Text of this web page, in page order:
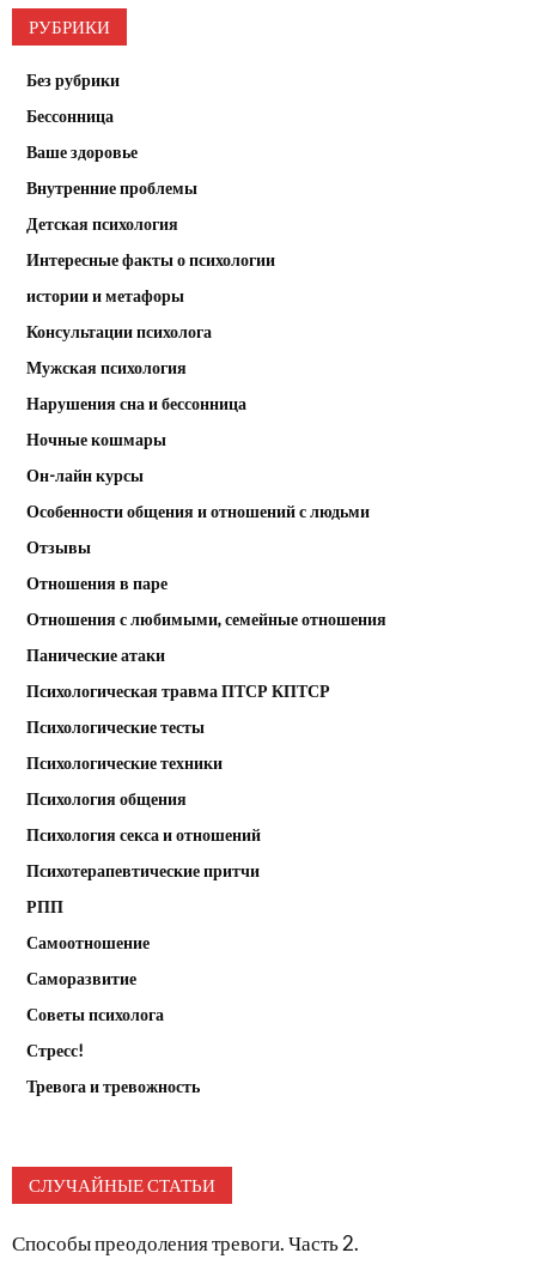
РУБРИКИ
Без рубрики
Бессонница
Ваше здоровье
Внутренние проблемы
Детская психология
Интересные факты о психологии
истории и метафоры
Консультации психолога
Мужская психология
Нарушения сна и бессонница
Ночные кошмары
Он-лайн курсы
Особенности общения и отношений с людьми
Отзывы
Отношения в паре
Отношения с любимыми, семейные отношения
Панические атаки
Психологическая травма ПТСР КПТСР
Психологические тесты
Психологические техники
Психология общения
Психология секса и отношений
Психотерапевтические притчи
РПП
Самоотношение
Саморазвитие
Советы психолога
Стресс!
Тревога и тревожность
СЛУЧАЙНЫЕ СТАТЬИ
Способы преодоления тревоги. Часть 2.